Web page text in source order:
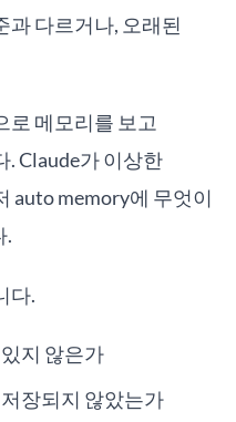
과 다르거나, 오래된
로 메모리를 보고
. Claude가 이상한
auto memory에 무엇이
.
다.
지 않은가
장되지 않았는가